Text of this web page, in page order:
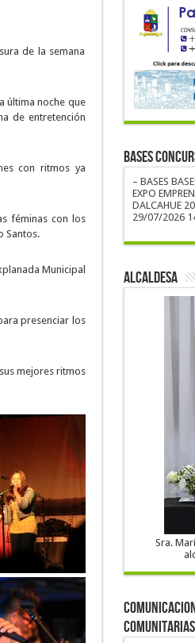
de la semana
última noche que
de entretención
con ritmos ya
féminas con los
Santos.
Municipal
presenciar los
mejores ritmos
BASES
– BASES
EXPO
DALCAHUE
29/07/2026
ALCALDESA
Sra.
COMUNITARIAS